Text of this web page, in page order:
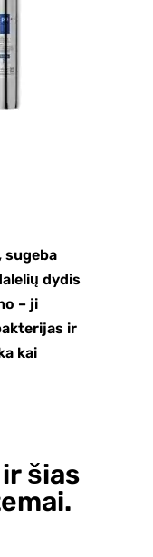
sugeba
dydis
– ji
ir
kai
šias